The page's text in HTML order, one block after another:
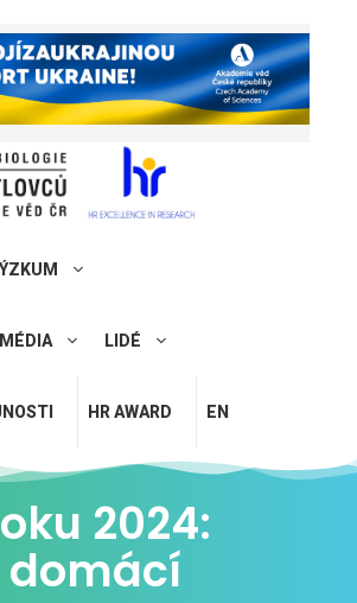
LIDÉ
HR AWARD EN
2024:
domácí